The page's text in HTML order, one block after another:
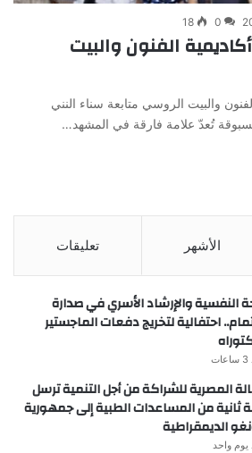
0
18
الفنون والبيت
والبيت الروسي متابعة سناء النني
تُعدّ علامة فارقة في المشهد…
الأشهر تعليقات
النفسية والإرشاد الأسري في صدارة
احتفالية لتخريج دفعات الماجستير
المصرية للشراكة من أجل التنمية ترسل
ثانية من المساعدات الطبية إلى جمهورية
الديمقراطية
يوم واحد